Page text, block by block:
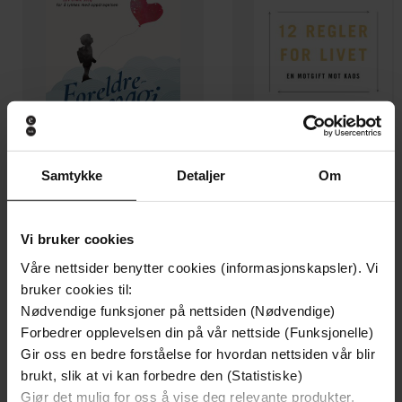
Samtykke Detaljer Om
Vi bruker cookies
Våre nettsider benytter cookies (informasjonskapsler). Vi
bruker cookies til:
Nødvendige funksjoner på nettsiden (Nødvendige)
Forbedrer opplevelsen din på vår nettside (Funksjonelle)
Gir oss en bedre forståelse for hvordan nettsiden vår blir
brukt, slik at vi kan forbedre den (Statistiske)
Gjør det mulig for oss å vise deg relevante produkter,
Hedvig Montgomery
Undertittel
Rethinking Infidelity - a book for anyone
who has ever loved